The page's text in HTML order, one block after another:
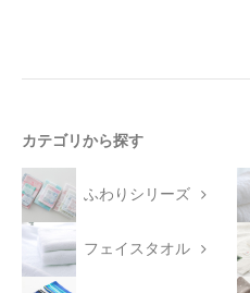
カテゴリから探す
ふわりシリーズ
フェイスタオル